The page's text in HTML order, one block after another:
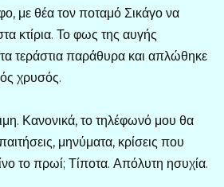
με θέα τον ποταμό Σικάγο να
κτίρια. Το φως της αυγής
τεράστια παράθυρα και απλώθηκε
χρυσός.
Κανονικά, το τηλέφωνό μου θα
μηνύματα, κρίσεις που
το πρωί; Τίποτα. Απόλυτη ησυχία.